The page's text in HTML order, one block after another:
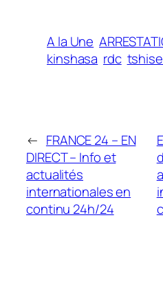
A la Une
kinshasa rdc
← FRANCE 24 – EN
DIRECT – Info et
actualités
internationales en
continu 24h/24